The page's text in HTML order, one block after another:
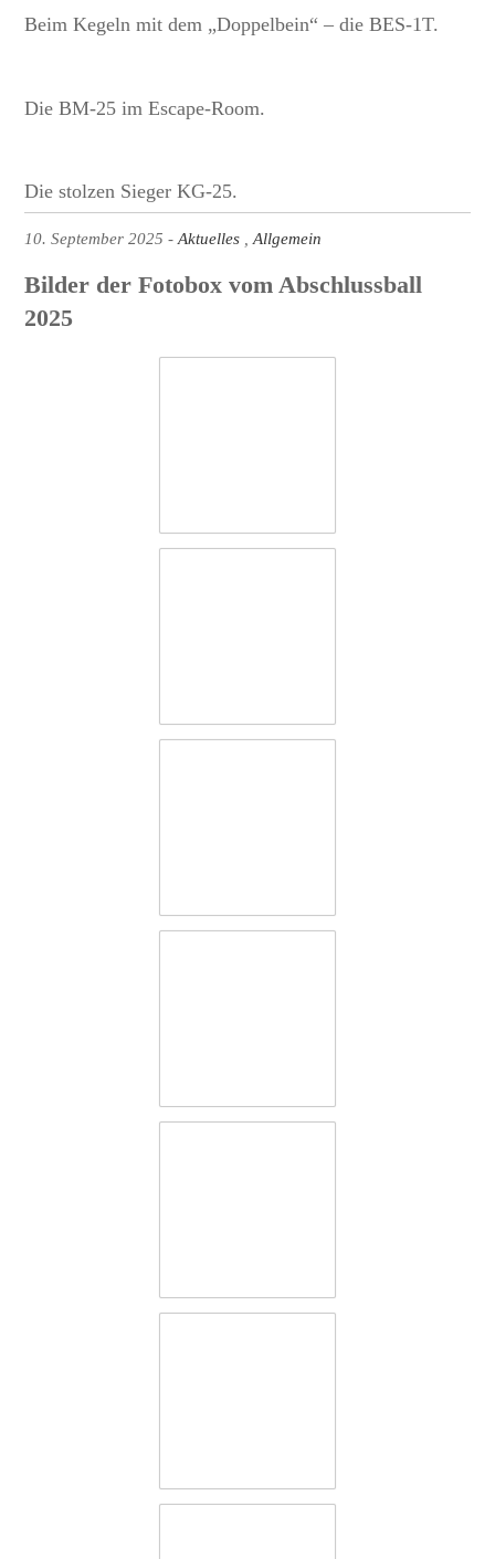
Beim Kegeln mit dem „Doppelbein“ – die BES-1T.
Die BM-25 im Escape-Room.
Die stolzen Sieger KG-25.
10. September 2025 Aktuelles Allgemein
Bilder der Fotobox vom Abschlussball
2025